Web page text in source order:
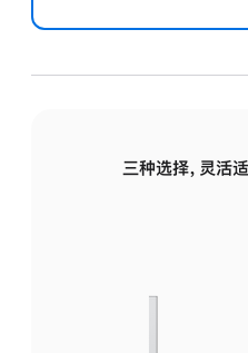
三种选择，灵活